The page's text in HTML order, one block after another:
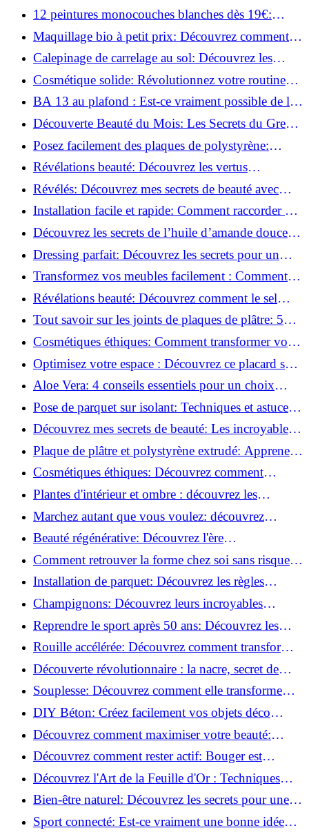
pour moins de 25€!
12 peintures monocouches blanches dès 19€:
Découvrez les meilleures offres!
Maquillage bio à petit prix: Découvrez comment
s'équiper pour moins de 50€!
Calepinage de carrelage au sol: Découvrez les
astuces incontournables!
Cosmétique solide: Révolutionnez votre routine
beauté pour zéro déchet!
BA 13 au plafond : Est-ce vraiment possible de les
coller ?
Découverte Beauté du Mois: Les Secrets du Green
Glamour !
Posez facilement des plaques de polystyrène:
Transformez votre plafond sans effort !
Révélations beauté: Découvrez les vertus
insoupçonnées de l'huile de coco!
Révélés: Découvrez mes secrets de beauté avec
l'huile de ricin!
Installation facile et rapide: Comment raccorder un
luminaire au plafond!
Découvrez les secrets de l’huile d’amande douce :
Pourquoi vous devez l'adopter!
Dressing parfait: Découvrez les secrets pour un
rangement optimal!
Transformez vos meubles facilement : Comment
installer des roulettes en un clin d'œil !
Révélations beauté: Découvrez comment le sel
transforme votre routine!
Tout savoir sur les joints de plaques de plâtre: 5
questions clés pour comprendre les fissures!
Cosmétiques éthiques: Comment transformer votre
routine beauté!
Optimisez votre espace : Découvrez ce placard sous
rampant à portes coulissantes!
Aloe Vera: 4 conseils essentiels pour un choix
parfait!
Pose de parquet sur isolant: Techniques et astuces
pour un sol parfait!
Découvrez mes secrets de beauté: Les incroyables
vertus du raisin!
Plaque de plâtre et polystyrène extrudé: Apprenez
à les coller efficacement!
Cosmétiques éthiques: Découvrez comment
transformer votre routine beauté!
Plantes d'intérieur et ombre : découvrez les
meilleures pour votre maison !
Marchez autant que vous voulez: découvrez
pourquoi c'est bénéfique!
Beauté régénérative: Découvrez l'ère
révolutionnaire de la cosmétique verte!
Comment retrouver la forme chez soi sans risque
de blessure: Techniques et conseils sûrs!
Installation de parquet: Découvrez les règles
essentielles à respecter!
Champignons: Découvrez leurs incroyables
pouvoirs antioxydants!
Reprendre le sport après 50 ans: Découvrez les
meilleures méthodes!
Rouille accélérée: Découvrez comment transformer
la corrosion en déco tendance!
Découverte révolutionnaire : la nacre, secret de
régénération inouï !
Souplesse: Découvrez comment elle transforme
votre performance sportive!
DIY Béton: Créez facilement vos objets déco
tendance!
Découvrez comment maximiser votre beauté:
Astuces et secrets révélés!
Découvrez comment rester actif: Bouger est
toujours possible!
Découvrez l'Art de la Feuille d'Or : Techniques
Incontournables pour Réussir!
Bien-être naturel: Découvrez les secrets pour une
vie saine!
Sport connecté: Est-ce vraiment une bonne idée